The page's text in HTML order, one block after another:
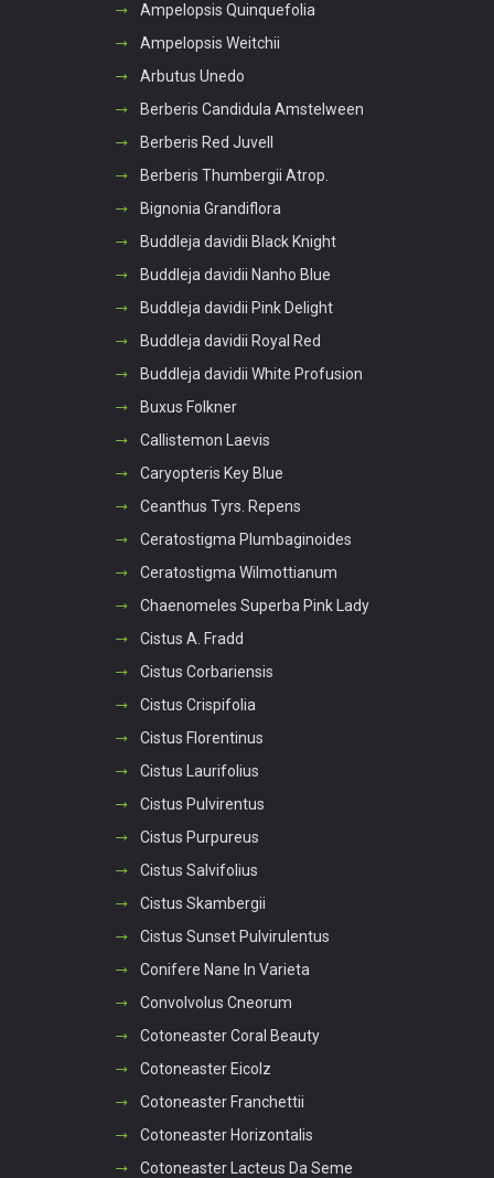
Ampelopsis Quinquefolia
Ampelopsis Weitchii
Arbutus Unedo
Berberis Candidula Amstelween
Berberis Red Juvell
Berberis Thumbergii Atrop.
Bignonia Grandiflora
Buddleja davidii Black Knight
Buddleja davidii Nanho Blue
Buddleja davidii Pink Delight
Buddleja davidii Royal Red
Buddleja davidii White Profusion
Buxus Folkner
Callistemon Laevis
Caryopteris Key Blue
Ceanthus Tyrs. Repens
Ceratostigma Plumbaginoides
Ceratostigma Wilmottianum
Chaenomeles Superba Pink Lady
Cistus A. Fradd
Cistus Corbariensis
Cistus Crispifolia
Cistus Florentinus
Cistus Laurifolius
Cistus Pulvirentus
Cistus Purpureus
Cistus Salvifolius
Cistus Skambergii
Cistus Sunset Pulvirulentus
Conifere Nane In Varieta
Convolvolus Cneorum
Cotoneaster Coral Beauty
Cotoneaster Eicolz
Cotoneaster Franchettii
Cotoneaster Horizontalis
Cotoneaster Lacteus Da Seme